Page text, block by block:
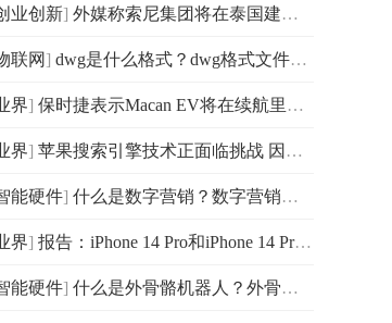
业创新] 外媒称索尼集团将在泰国建立一家生产车用图像传感器的半
联网 ] dwg是什么格式？dwg格式文件要怎么用？wps没有会员怎么把
界] 保时捷表示Macan EV将在续航里程、充电能力以及操控性方
界] 苹果搜索引擎技术正面临挑战 因为该公司的顶级人才流失
能硬件] 什么是数字营销？数字营销特征是什么？数字营销服务内容
界] 报告：iPhone 14 Pro和iPhone 14 Pro Max的发货时间
能硬件] 什么是外骨骼机器人？外骨骼机器人分类有哪些？外骨骼机